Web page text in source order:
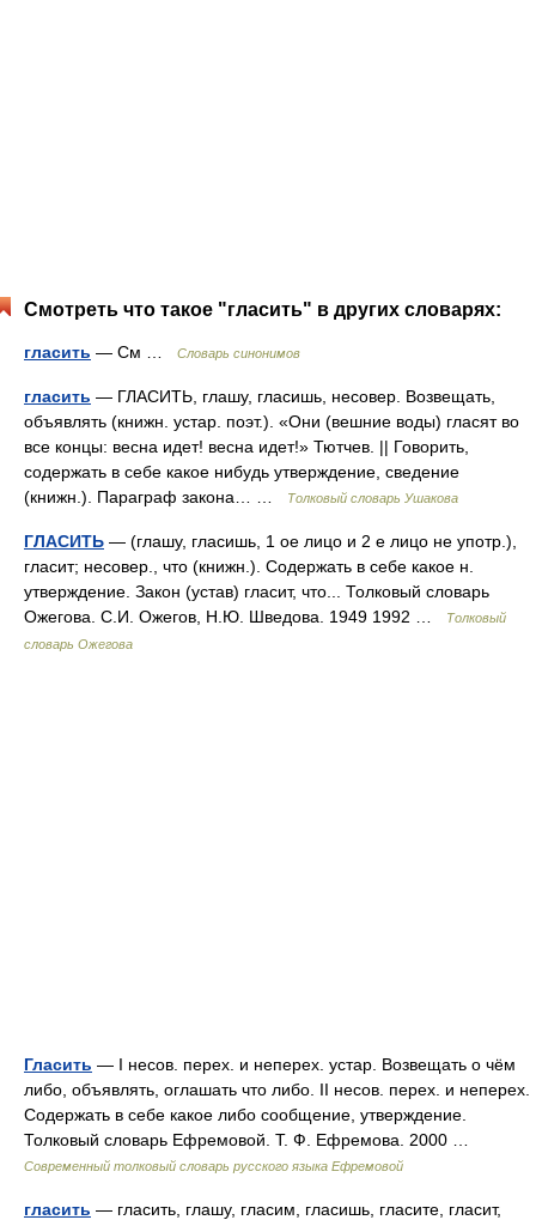
Смотреть что такое "гласить" в других словарях:
гласить — См … Словарь синонимов
гласить — ГЛАСИТЬ, глашу, гласишь, несовер. Возвещать,
объявлять (книжн. устар. поэт.). «Они (вешние воды) гласят во
все концы: весна идет! весна идет!» Тютчев. || Говорить,
содержать в себе какое нибудь утверждение, сведение
(книжн.). Параграф закона… …
Толковый словарь Ушакова
ГЛАСИТЬ — (глашу, гласишь, 1 ое лицо и 2 е лицо не употр.),
гласит; несовер., что (книжн.). Содержать в себе какое н.
утверждение. Закон (устав) гласит, что... Толковый словарь
Ожегова. С.И. Ожегов, Н.Ю. Шведова. 1949 1992 …
Толковый
словарь Ожегова
Гласить — I несов. перех. и неперех. устар. Возвещать о чём
либо, объявлять, оглашать что либо. II несов. перех. и неперех.
Содержать в себе какое либо сообщение, утверждение.
Толковый словарь Ефремовой. Т. Ф. Ефремова. 2000 …
Современный толковый словарь русского языка Ефремовой
гласить — гласить, глашу, гласим, гласишь, гласите, гласит,